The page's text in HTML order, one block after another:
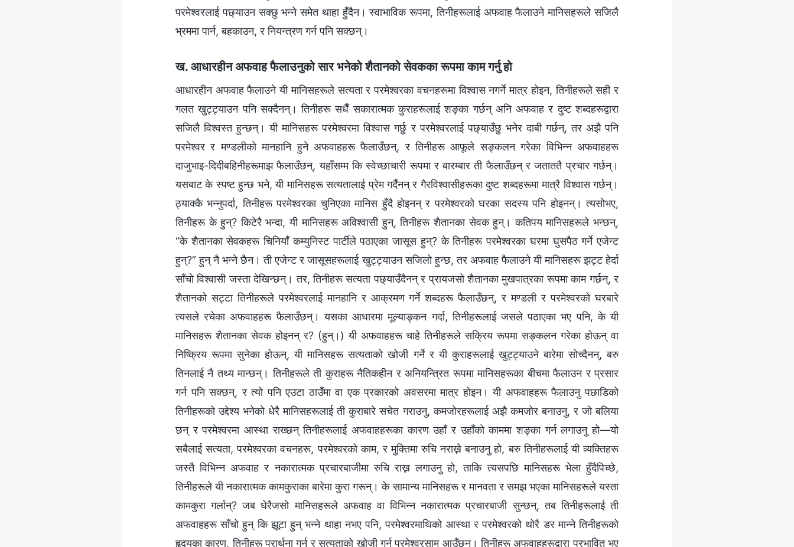
परमेश्‍वरलाई पछ्याउन सक्छु भन्‍ने समेत थाहा हुँदैन। स्वाभाविक रूपमा, तिनीहरूलाई अफवाह फैलाउने मानिसहरूले सजिलै
भ्रममा पार्न, बहकाउन, र नियन्त्रण गर्न पनि सक्छन्।
ख. आधारहीन अफवाह फैलाउनुको सार भनेको शैतानको सेवकका रूपमा काम गर्नु हो
आधारहीन अफवाह फैलाउने यी मानिसहरूले सत्यता र परमेश्‍वरका वचनहरूमा विश्‍वास नगर्ने मात्र होइन, तिनीहरूले सही र
गलत खुट्ट्याउन पनि सक्दैनन्। तिनीहरू सधैँ सकारात्मक कुराहरूलाई शङ्का गर्छन् अनि अफवाह र दुष्ट शब्दहरूद्वारा
सजिलै विश्‍वस्त हुन्छन्। यी मानिसहरू परमेश्‍वरमा विश्‍वास गर्छु र परमेश्‍वरलाई पछ्याउँछु भनेर दाबी गर्छन्, तर अझै पनि
परमेश्‍वर र मण्डलीको मानहानि हुने अफवाहहरू फैलाउँछन्, र तिनीहरू आफूले सङ्कलन गरेका विभिन्‍न अफवाहहरू
दाजुभाइ-दिदीबहिनीहरूमाझ फैलाउँछन्, यहाँसम्म कि स्वेच्छाचारी रूपमा र बारम्बार ती फैलाउँछन् र जताततै प्रचार गर्छन्।
यसबाट के स्पष्ट हुन्छ भने, यी मानिसहरू सत्यतालाई प्रेम गर्दैनन् र गैरविश्‍वासीहरूका दुष्ट शब्दहरूमा मात्रै विश्‍वास गर्छन्।
ठ्याक्कै भन्नुपर्दा, तिनीहरू परमेश्‍वरका चुनिएका मानिस हुँदै होइनन् र परमेश्‍वरको घरका सदस्य पनि होइनन्। त्यसोभए,
तिनीहरू के हुन्? किटेरै भन्दा, यी मानिसहरू अविश्‍वासी हुन्, तिनीहरू शैतानका सेवक हुन्। कतिपय मानिसहरूले भन्छन्,
“के शैतानका सेवकहरू चिनियाँ कम्युनिस्ट पार्टीले पठाएका जासूस हुन्? के तिनीहरू परमेश्‍वरका घरमा घुसपैठ गर्ने एजेन्ट
हुन्?” हुन् नै भन्‍ने छैन। ती एजेन्ट र जासूसहरूलाई खुट्ट्याउन सजिलो हुन्छ, तर अफवाह फैलाउने यी मानिसहरू झट्ट हेर्दा
साँचो विश्‍वासी जस्ता देखिन्छन्। तर, तिनीहरू सत्यता पछ्याउँदैनन् र प्रायजसो शैतानका मुखपात्रका रूपमा काम गर्छन्, र
शैतानको सट्टा तिनीहरूले परमेश्‍वरलाई मानहानि र आक्रमण गर्ने शब्दहरू फैलाउँछन्, र मण्डली र परमेश्‍वरको घरबारे
त्यसले रचेका अफवाहहरू फैलाउँछन्। यसका आधारमा मूल्याङ्कन गर्दा, तिनीहरूलाई जसले पठाएका भए पनि, के यी
मानिसहरू शैतानका सेवक होइनन् र? (हुन्।) यी अफवाहहरू चाहे तिनीहरूले सक्रिय रूपमा सङ्कलन गरेका होऊन् वा
निष्क्रिय रूपमा सुनेका होऊन्, यी मानिसहरू सत्यताको खोजी गर्ने र यी कुराहरूलाई खुट्ट्याउने बारेमा सोच्दैनन्, बरु
तिनलाई नै तथ्य मान्छन्। तिनीहरूले ती कुराहरू नैतिकहीन र अनियन्त्रित रूपमा मानिसहरूका बीचमा फैलाउन र प्रसार
गर्न पनि सक्छन्, र त्यो पनि एउटा ठाउँमा वा एक प्रकारको अवसरमा मात्र होइन। यी अफवाहहरू फैलाउनु पछाडिको
तिनीहरूको उद्देश्य भनेको धेरै मानिसहरूलाई ती कुराबारे सचेत गराउनु, कमजोरहरूलाई अझै कमजोर बनाउनु, र जो बलिया
छन् र परमेश्‍वरमा आस्था राख्छन् तिनीहरूलाई अफवाहहरूका कारण उहाँ र उहाँको काममा शङ्का गर्न लगाउनु हो—यो
सबैलाई सत्यता, परमेश्‍वरका वचनहरू, परमेश्‍वरको काम, र मुक्तिमा रुचि नराख्ने बनाउनु हो, बरु तिनीहरूलाई यी व्यक्तिहरू
जस्तै विभिन्‍न अफवाह र नकारात्मक प्रचारबाजीमा रुचि राख्न लगाउनु हो, ताकि त्यसपछि मानिसहरू भेला हुँदैपिच्छे,
तिनीहरूले यी नकारात्मक कामकुराका बारेमा कुरा गरून्। के सामान्य मानिसहरू र मानवता र समझ भएका मानिसहरूले यस्ता
कामकुरा गर्लान्? जब धेरैजसो मानिसहरूले अफवाह वा विभिन्‍न नकारात्मक प्रचारबाजी सुन्छन्, तब तिनीहरूलाई ती
अफवाहहरू साँचो हुन् कि झूटा हुन् भन्‍ने थाहा नभए पनि, परमेश्‍वरमाथिको आस्था र परमेश्‍वरको थोरै डर मान्‍ने तिनीहरूको
हृदयका कारण, तिनीहरू प्रार्थना गर्न र सत्यताको खोजी गर्न परमेश्‍वरसामु आउँछन्। तिनीहरू अफवाहहरूद्वारा प्रभावित भए